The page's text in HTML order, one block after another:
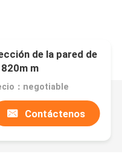
de la pared de
m
：negotiable
Contáctenos